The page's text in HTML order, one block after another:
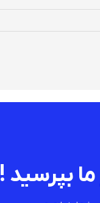
ما بپرسید !